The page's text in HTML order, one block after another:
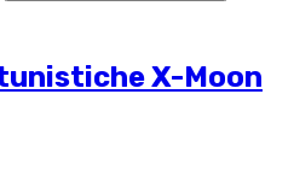
X-Moon